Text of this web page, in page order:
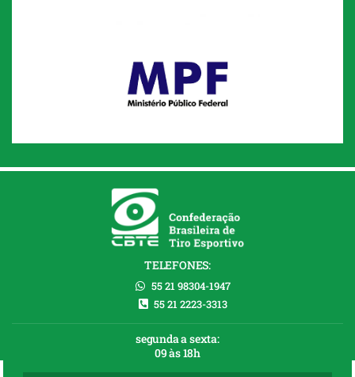
TELEFONES:
55 21 98304-1947
55 21 2223-3313
segunda a sexta:
09 às 18h